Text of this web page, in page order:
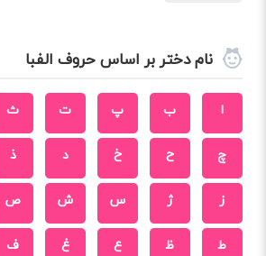
نام دختر بر اساس حروف الفبا
ا ب پ ت ث
چ ح خ د ذ
ز ژ س ش ص
ط ظ ع غ ف